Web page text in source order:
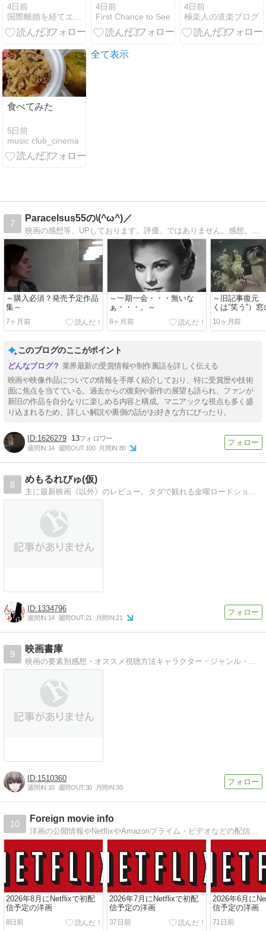
『真っさら』
な新時代へ。
4日前
国際離婚を経てエンタメの世界へ舞い戻った私のドキュメント
4日前
First Chance to See
Enforcer 』」
の巻
4日前
極楽人の道楽ブログ
食べてみた
5日前
music club_cinema
全て表示
7
Paracelsus55の\(^ω^)／
映画の感想等、UPしております。評価、ではありません。感想。評価出来る程、偉くはないですから〜。
～購入必須？発売予定作品
集～
7ヶ月前
～一期一会・・・無いな
ぁ・・・。～
8ヶ月前
～旧記事復元
くは”笑う”）
仮＞』 → 日本
10ヶ月前
このブログのここがポイント
業界最新の受賞情報や制作裏話を詳しく伝える
映画や映像作品についての情報を手厚く紹介しており、特に受賞歴や技術
面に焦点を当てている。過去からの復刻や新作の展望も語られ、ファンが
新旧の作品を自分なりに楽しめる内容と構成。マニアックな視点も多く盛
り込まれるため、詳しい解説や裏側の話がお好きな方にぴったり。
1626279 13
週間IN:14 週間OUT:100 月間IN:80
8
めもるれびゅ(仮)
主に最新映画《以外》のレビュー。タダで観れる金曜ロードショーや午後のロードショーのレビューを雑に書いています。
1334796
週間IN:14 週間OUT:21 月間IN:21
9
映画書庫
映画の要素別感想・オススメ視聴方法キャラクター・ジャンル・ビジュアル等、要素別に感想
1510360
週間IN:10 週間OUT:30 月間IN:30
10
Foreign movie info
洋画の公開情報やNetflixやAmazonプライム・ビデオなどの配信情報、アカデミー賞や各国の映画賞、映画祭（東京国際映画祭、）など、洋画に関するあらゆる情報をまとめるブログです。
2026年8月にNetflixで初配
信予定の洋画
8日前
2026年7月にNetflixで初配
信予定の洋画
37日前
2026年6月に
信予定の洋画
71日前